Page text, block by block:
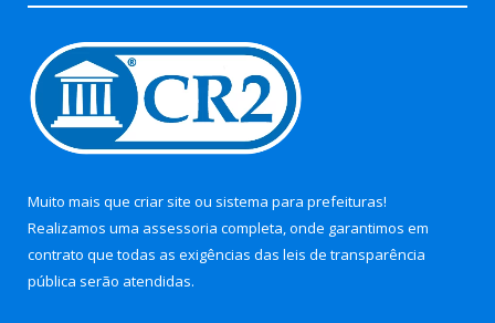
Muito mais que criar site ou sistema para prefeituras!
Realizamos uma assessoria completa, onde garantimos em
contrato que todas as exigências das leis de transparência
pública serão atendidas.